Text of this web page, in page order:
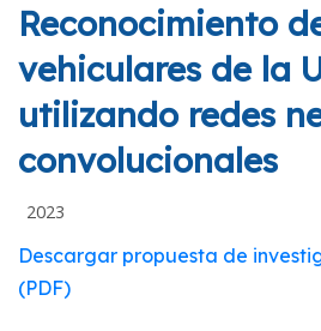
Reconocimiento
vehiculares de la
utilizando redes
convolucionales
2023
Descargar propuesta de
(PDF)